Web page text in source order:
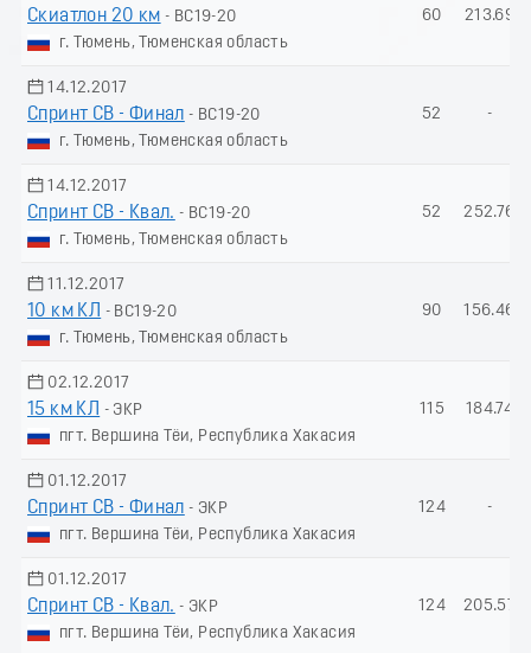
Скиатлон 20 км - ВС19-20
г. Тюмень, Тюменская область
60 213.69
14.12.2017
Спринт СВ - Финал - ВС19-20
г. Тюмень, Тюменская область
52 -
14.12.2017
Спринт СВ - Квал. - ВС19-20
г. Тюмень, Тюменская область
52 252.76
11.12.2017
10 км КЛ
- ВС19-20
г. Тюмень, Тюменская область
90 156.46
02.12.2017
15 км КЛ
- ЭКР
пгт. Вершина Тёи, Республика Хакасия
115 184.74
01.12.2017
Спринт СВ - Финал - ЭКР
пгт. Вершина Тёи, Республика Хакасия
124 -
01.12.2017
Спринт СВ - Квал. - ЭКР
пгт. Вершина Тёи, Республика Хакасия
124 205.57